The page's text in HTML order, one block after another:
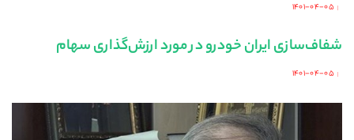
Posted
۱۴۰۱-۰۴-۰۵
شفاف‌سازی ایران خودرو در مورد ارزش‌گذاری سهام
Posted
۱۴۰۱-۰۴-۰۵